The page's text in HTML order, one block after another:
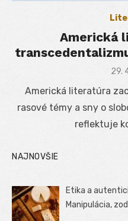
Americká
29.
Americká literatúra
rasové témy a sny o
reflektuje
NAJNOVŠIE
Etika a
Manipulácia,